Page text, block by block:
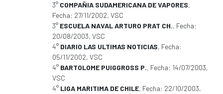
3° COMPAÑIA SUDAMERICANA DE VAPORES,
Fecha: 27/11/2002, VSC
3° ESCUELA NAVAL ARTURO PRAT CH., Fecha:
20/08/2003, VSC
4° DIARIO LAS ULTIMAS NOTICIAS, Fecha:
05/11/2002, VSC
4° BARTOLOME PUIGGROSS P., Fecha: 14/07/2003,
VSC
4° LIGA MARITIMA DE CHILE, Fecha: 22/10/2003,